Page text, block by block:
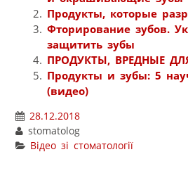
Продукты, которые
Фторирование зубов.
защитить зубы
ПРОДУКТЫ, ВРЕДНЫЕ
Продукты и зубы: 5
(видео)
28.12.2018
stomatolog
Відео зі стоматології